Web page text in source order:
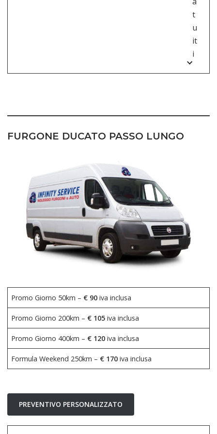
t
u
it
i
FURGONE DUCATO PASSO LUNGO
Promo Giorno 50km – € 90iva inclusa
Promo Giorno 200km – € 105iva inclusa
Promo Giorno 400km – € 120 iva inclusa
Formula Weekend 250km – € 170 iva inclusa
PREVENTIVO PERSONALIZZATO